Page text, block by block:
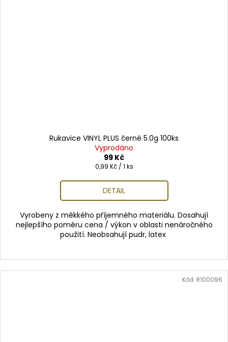
Rukavice VINYL PLUS černé 5.0g 100ks
Vyprodáno
99 Kč
Měrná
0,99 Kč / 1 ks
DETAIL
Vyrobeny z měkkého příjemného materiálu. Dosahují
nejlepšího poměru cena / výkon v oblasti nenáročného
použití. Neobsahují pudr, latex
Kód: R100096